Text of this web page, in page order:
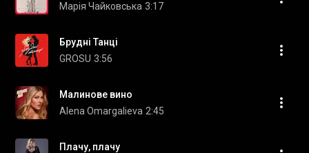
Марія Чайковська 3:17
Брудні Танці
GROSU 3:56
Малинове вино
Alena Omargalieva 2:45
Плачу, плачу